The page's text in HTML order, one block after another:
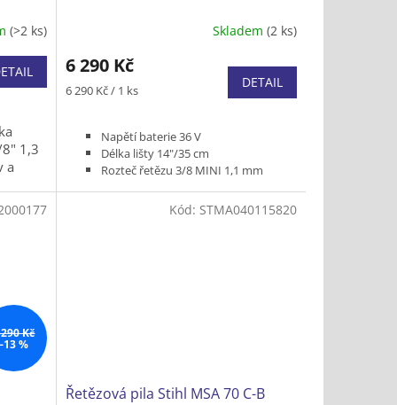
(>2 ks)
1,3
a
Skladem (2 ks)
6 290 Kč
Měrná
6 290 Kč / 1 ks DETAIL
Napětí baterie 36 V
Délka lišty 14"/35 cm
Rozteč řetězu 3/8 MINI 1,1 mm
nástroje) 3,1 kg
Kč
%
Řetězová pila Stihl MSA 70 C-B
Kód: STMA040115820